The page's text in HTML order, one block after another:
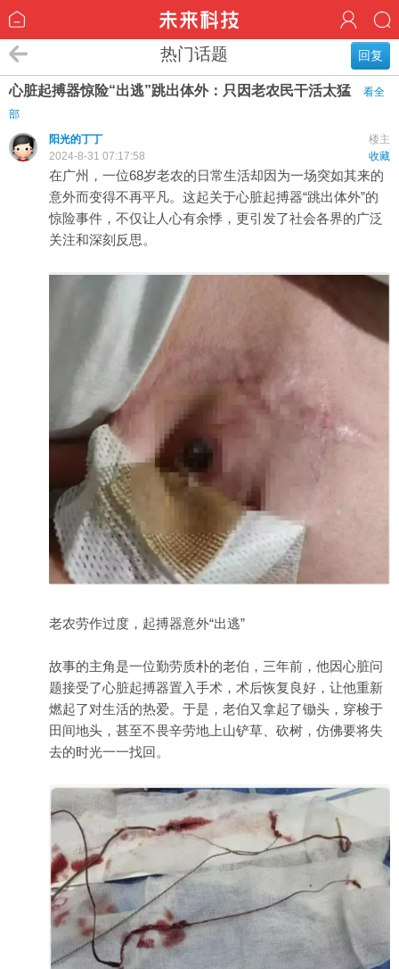
回复
热门话题
心脏起搏器惊险“出逃”跳出体外：只因老农民干活太猛
看全
部
楼主
阳光的丁丁
收藏
2024-8-31 07:17:58
在广州，一位68岁老农的日常生活却因为一场突如其来的
意外而变得不再平凡。这起关于心脏起搏器“跳出体外”的
惊险事件，不仅让人心有余悸，更引发了社会各界的广泛
关注和深刻反思。
老农劳作过度，起搏器意外“出逃”
故事的主角是一位勤劳质朴的老伯，三年前，他因心脏问
题接受了心脏起搏器置入手术，术后恢复良好，让他重新
燃起了对生活的热爱。于是，老伯又拿起了锄头，穿梭于
田间地头，甚至不畏辛劳地上山铲草、砍树，仿佛要将失
去的时光一一找回。